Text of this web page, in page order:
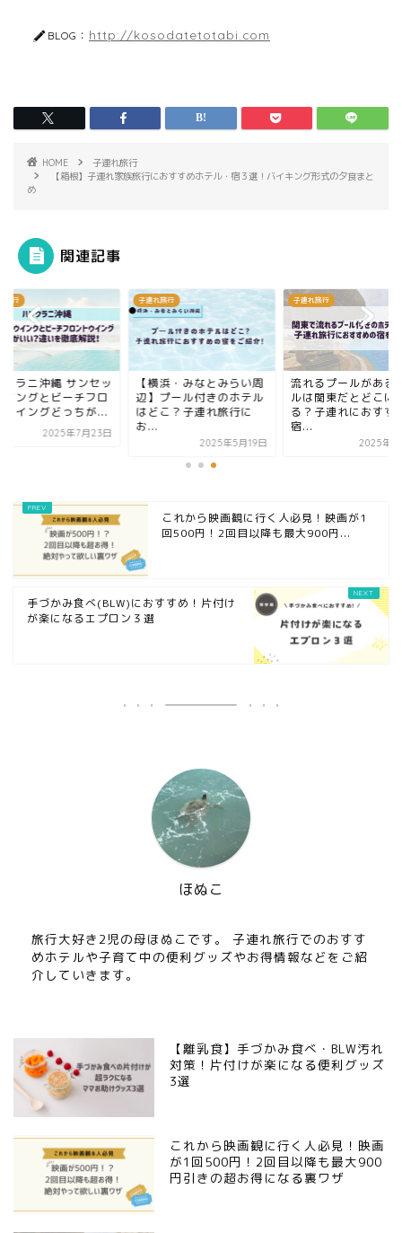
BLOG： http://kosodatetotabi.com
HOME
子連れ旅行
【箱根】子連れ家族旅行におすすめホテル・宿３選！バイキング形式の夕食まと
め
関連記事
旅行
浜・みなとみらい周
プール付きのホテル
こ？子連れ旅行に
子連れ旅行
流れるプールがあるホテ
ルは関東だとどこにあ
る？子連れにおすすめの
宿...
2025年6月3日
子連れ旅行
ハレクラニ沖縄 サ
トウイングとビーチ
ントウイングどっち
これから映画観に行く人必見！映画が1
回500円！2回目以降も最大900円...
手づかみ食べ(BLW)におすすめ！片付け
が楽になるエプロン３選
ほぬこ
旅行大好き2児の母ほぬこです。 子連れ旅行でのおすす
めホテルや子育て中の便利グッズやお得情報などをご紹
介していきます。
【離乳食】手づかみ食べ・BLW汚れ
対策！片付けが楽になる便利グッズ
3選
これから映画観に行く人必見！映画
が1回500円！2回目以降も最大900
円引きの超お得になる裏ワザ